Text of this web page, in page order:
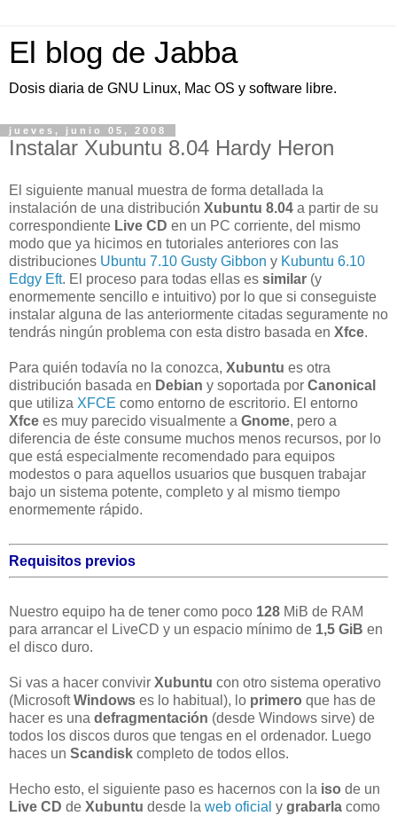
El blog de Jabba
Dosis diaria de GNU Linux, Mac OS y software libre.
jueves, junio 05, 2008
Instalar Xubuntu 8.04 Hardy Heron
El siguiente manual muestra de forma detallada la
instalación de una distribución Xubuntu 8.04 a partir de su
correspondiente Live CD en un PC corriente, del mismo
modo que ya hicimos en tutoriales anteriores con las
distribuciones Ubuntu 7.10 Gusty Gibbon y Kubuntu 6.10
Edgy Eft. El proceso para todas ellas es similar (y
enormemente sencillo e intuitivo) por lo que si conseguiste
instalar alguna de las anteriormente citadas seguramente no
tendrás ningún problema con esta distro basada en Xfce.
Para quién todavía no la conozca, Xubuntu es otra
distribución basada en Debian y soportada por Canonical
que utiliza XFCE como entorno de escritorio. El entorno
Xfce es muy parecido visualmente a Gnome, pero a
diferencia de éste consume muchos menos recursos, por lo
que está especialmente recomendado para equipos
modestos o para aquellos usuarios que busquen trabajar
bajo un sistema potente, completo y al mismo tiempo
enormemente rápido.
Requisitos previos
Nuestro equipo ha de tener como poco 128 MiB de RAM
para arrancar el LiveCD y un espacio mínimo de 1,5 GiB en
el disco duro.
Si vas a hacer convivir Xubuntu con otro sistema operativo
(MicrosoftWindows es lo habitual), lo primero que has de
hacer es una defragmentación (desde Windows sirve) de
todos los discos duros que tengas en el ordenador. Luego
haces un Scandisk completo de todos ellos.
Hecho esto, el siguiente paso es hacernos con la iso de un
Live CD de Xubuntu desde la web oficial y grabarla como